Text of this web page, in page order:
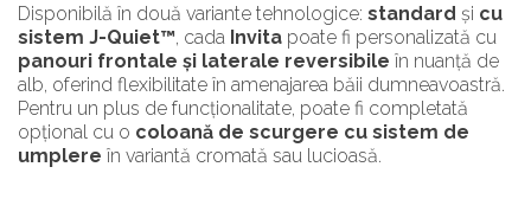
Disponibilă în două variante tehnologice: standard și cu
sistem J-Quiet™ , cada Invita poate fi personalizată cu
panouri frontale și laterale reversibile în nuanță de
alb, oferind flexibilitate în amenajarea băii dumneavoastră.
Pentru un plus de funcționalitate, poate fi completată
opțional cu o coloană de scurgere cu sistem de
umplere în variantă cromată sau lucioasă.